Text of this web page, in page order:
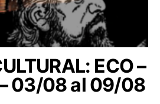
ECO –
03/08 al 09/08